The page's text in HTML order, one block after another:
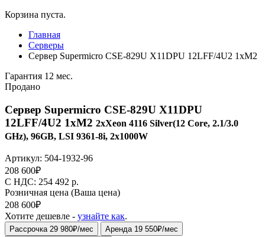
Корзина пуста.
Главная
Серверы
Сервер Supermicro CSE-829U X11DPU 12LFF/4U2 1xM2
Гарантия 12 мес.
Продано
Сервер Supermicro CSE-829U X11DPU
12LFF/4U2 1xM2 2xXeon 4116 Silver(12 Core, 2.1/3.0
GHz), 96GB, LSI 9361-8i, 2x1000W
Артикул: 504-1932-96
208 600₽
C НДС: 254 492 р.
Розничная цена (Ваша цена)
208 600₽
Хотите дешевле - узнайте как.
Рассрочка 29 980₽/мес
Аренда 19 550₽/мес